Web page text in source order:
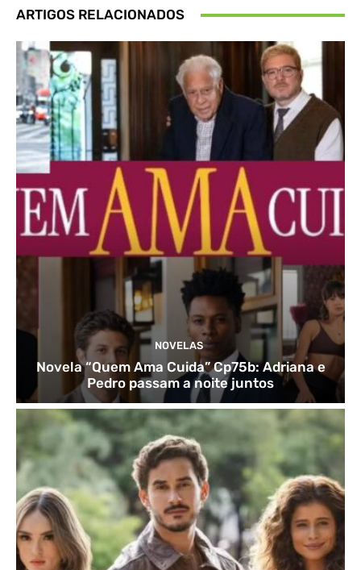
ARTIGOS RELACIONADOS
NOVELAS
Novela “Quem Ama Cuida” Cp75b: Adriana e
Pedro passam a noite juntos